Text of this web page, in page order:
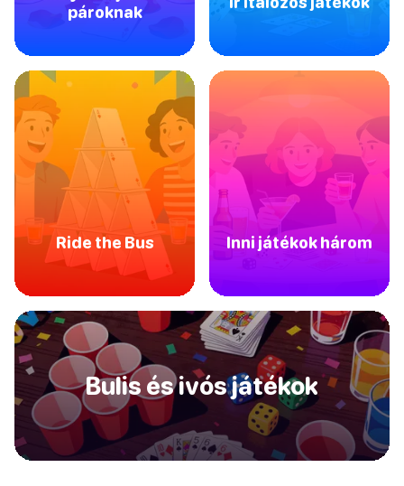
pároknak
Ride the Bus Inni játékok három
Bulis és ivós játékok